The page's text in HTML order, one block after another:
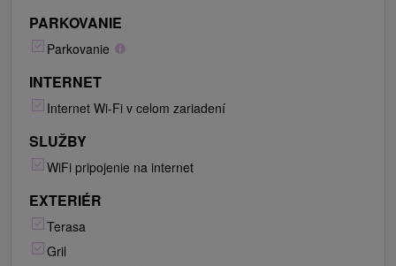
PARKOVANIE
Parkovanie
INTERNET
Internet Wi-Fi v celom zariadení
SLUŽBY
WiFi pripojenie na internet
EXTERIÉR
Terasa
Gril